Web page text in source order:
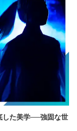
た美学──強固な世